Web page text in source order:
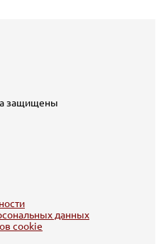
защищены
данных
cookie